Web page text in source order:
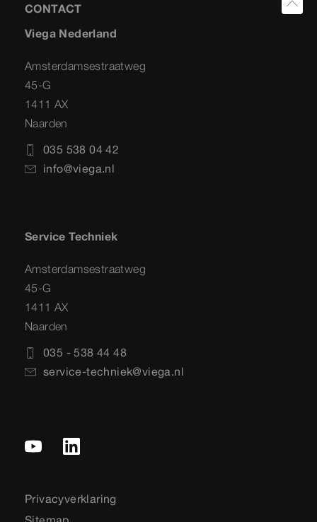
CONTACT
Viega Nederland
Amsterdamsestraatweg
45-G
1411 AX
Naarden
035 538 04 42
info@viega.nl
Service Techniek
Amsterdamsestraatweg
45-G
1411 AX
Naarden
035 - 538 44 48
service-techniek@viega.nl
Privacyverklaring